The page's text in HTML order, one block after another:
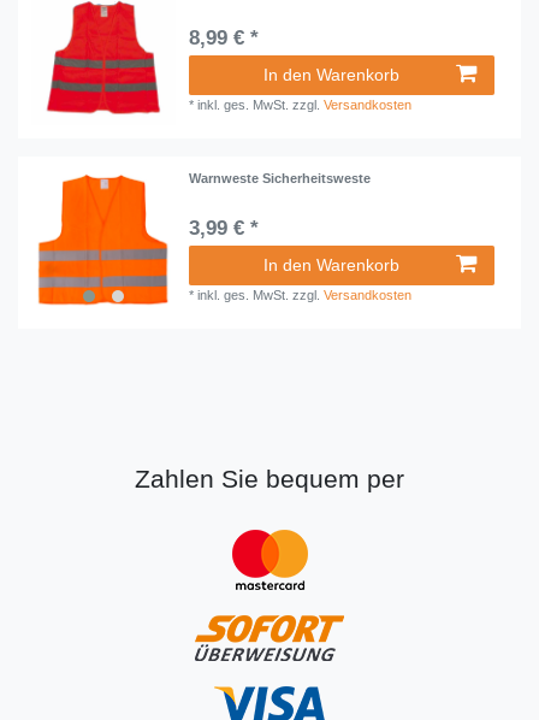
8,99 € *
In den Warenkorb
*inkl. ges. MwSt. zzgl.Versandkosten
Warnweste Sicherheitsweste
3,99 € *
In den Warenkorb
*inkl. ges. MwSt. zzgl.Versandkosten
Zahlen Sie bequem per